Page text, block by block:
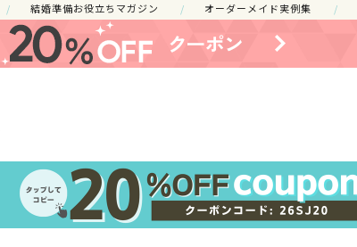
結婚準備お役立ちマガジン オーダーメイド実例集